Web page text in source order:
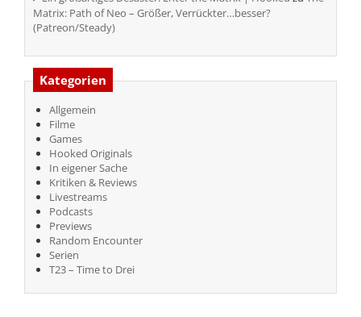
Matrix: Path of Neo – Größer, Verrückter…besser?
(Patreon/Steady)
Kategorien
Allgemein
Filme
Games
Hooked Originals
In eigener Sache
Kritiken & Reviews
Livestreams
Podcasts
Previews
Random Encounter
Serien
T23 – Time to Drei